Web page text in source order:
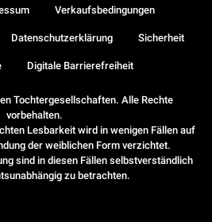
Tochtergesellschaften. Alle Rechte
vorbehalten.
Lesbarkeit wird in wenigen Fällen auf
der weiblichen Form verzichtet.
sind in diesen Fällen selbstverständlich
zu betrachten.
Verkaufsbedingungen
Datenschutzerklärung Sicherheit
Digitale Barrierefreiheit